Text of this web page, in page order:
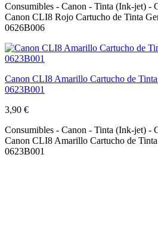
Consumibles - Canon - Tinta (Ink-jet) -
Canon CLI8 Rojo Cartucho de Tinta
0626B006
Canon CLI8 Amarillo Cartucho de
0623B001
3,90 €
Consumibles - Canon - Tinta (Ink-jet)
Canon CLI8 Amarillo Cartucho de
0623B001